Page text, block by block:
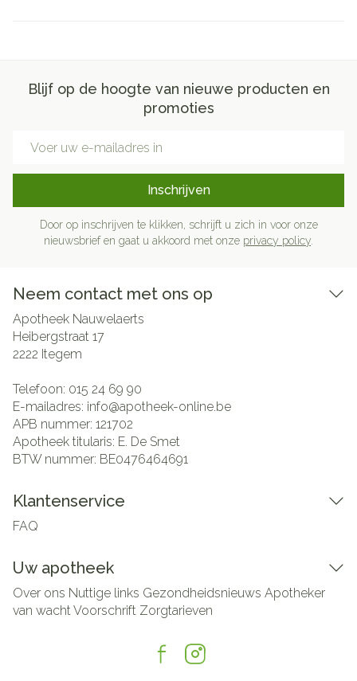
Blijf op de hoogte van nieuwe producten en
promoties
Inschrijven
Door op inschrijven te klikken, schrijft u zich in voor onze
nieuwsbrief en gaat u akkoord met onze privacy policy
Neem contact met ons op
Apotheek Nauwelaerts
Heibergstraat 17
2222 Itegem
Telefoon: 015 24 69 90
E-mailadres: info@apotheek-online.be
APB nummer: 121702
Apotheek titularis: E. De Smet
BTW nummer: BE0476464691
Klantenservice
FAQ
Uw apotheek
Over ons Nuttige links Gezondheidsnieuws Apotheker
van wachtVoorschrift Zorgtarieven